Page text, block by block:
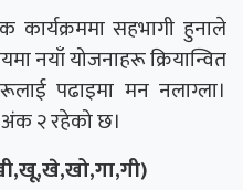
कार्यक्रममा सहभागी हुनाले
नयाँ योजनाहरू क्रियान्वित
पढाइमा मन नलाग्ला।
२ रहेको छ।